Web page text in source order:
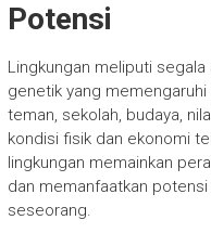
Potensi
Lingkungan meliputi
genetik yang
teman, sekolah, budaya,
kondisi fisik dan ekonomi
lingkungan memainkan
dan memanfaatkan
seseorang.